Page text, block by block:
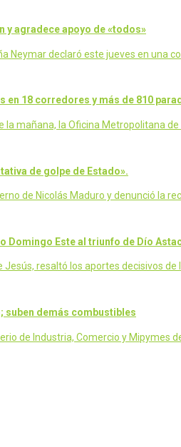
y agradece apoyo de «todos»
Neymar declaró este jueves en una
en 18 corredores y más de 810
mañana, la Oficina Metropolitana
de golpe de Estado».
de Nicolás Maduro y denunció la
Domingo Este al triunfo de Dío
Jesús, resaltó los aportes decisivos
suben demás combustibles
de Industria, Comercio y Mipymes